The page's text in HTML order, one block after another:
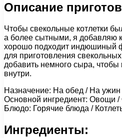
Описание
Чтобы свекольные котлетки
а более сытными, я добавляю
хорошо подходит индюшиный
для приготовления
добавить немного сыра,
внутри.
Назначение: На обед / На ужин
Основной ингредиент: Овощи /
Блюдо: Горячие блюда /
Ингредиенты: